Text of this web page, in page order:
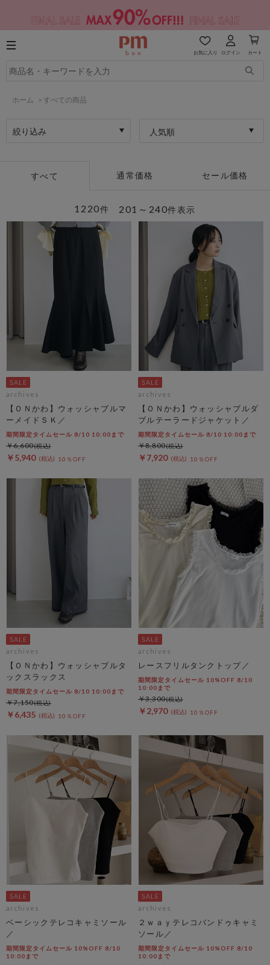
お気に入り ログイン カート
ホーム > すべての商品
絞り込み 人気順
すべて 通常価格 セール価格
201～240件表示
1220件
archives
【ＯＮかわ】ウォッシャブルマ
ーメイドＳＫ／
期間限定タイムセール 8/10 10:00まで
￥5,940 10％OFF
￥6,600
archives
【ＯＮかわ】ウォッシャブルダ
ブルテーラードジャケット／
期間限定タイムセール 8/10 10:00まで
￥7,920 10％OFF
￥8,800
archives
【ＯＮかわ】ウォッシャブルタ
ックスラックス
期間限定タイムセール 8/10 10:00まで
￥6,435 10％OFF
￥7,150
archives
レースフリルタンクトップ／
期間限定タイムセール 10%OFF 8/10
10:00まで
￥2,970 10％OFF
￥3,300
archives
ベーシックテレコキャミソール
／
期間限定タイムセール 10%OFF 8/10
10:00まで
archives
２ｗａｙテレコバンドゥキャミ
ソール／
期間限定タイムセール 10%OFF 8/10
10:00まで